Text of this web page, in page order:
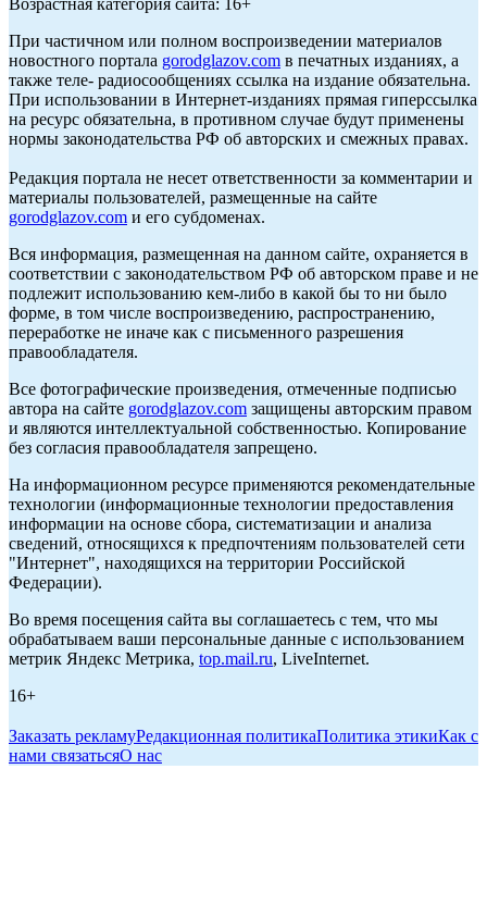
Возрастная категория сайта: 16+
При частичном или полном воспроизведении материалов
новостного портала gorodglazov.com в печатных изданиях, а
также теле- радиосообщениях ссылка на издание обязательна.
При использовании в Интернет-изданиях прямая гиперссылка
на ресурс обязательна, в противном случае будут применены
нормы законодательства РФ об авторских и смежных правах.
Редакция портала не несет ответственности за комментарии и
материалы пользователей, размещенные на сайте
gorodglazov.com и его субдоменах.
Вся информация, размещенная на данном сайте, охраняется в
соответствии с законодательством РФ об авторском праве и не
подлежит использованию кем-либо в какой бы то ни было
форме, в том числе воспроизведению, распространению,
переработке не иначе как с письменного разрешения
правообладателя.
Все фотографические произведения, отмеченные подписью
автора на сайте gorodglazov.com защищены авторским правом
и являются интеллектуальной собственностью. Копирование
без согласия правообладателя запрещено.
На информационном ресурсе применяются рекомендательные
технологии (информационные технологии предоставления
информации на основе сбора, систематизации и анализа
сведений, относящихся к предпочтениям пользователей сети
"Интернет", находящихся на территории Российской
Федерации).
Во время посещения сайта вы соглашаетесь с тем, что мы
обрабатываем ваши персональные данные с использованием
метрик Яндекс Метрика, top.mail.ru, LiveInternet.
16+
Заказать рекламуРедакционная политикаПолитика этикиКак с
нами связатьсяО нас